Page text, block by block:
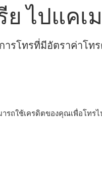
ไปแคเ
ารโทรที่มีอัตราค่าโท
รถใช้เครดิตของคุณเพื่อโทรไ